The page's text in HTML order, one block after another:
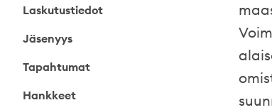
Laskutustiedot
Jäsenyys
Tapahtumat
Hankkeet